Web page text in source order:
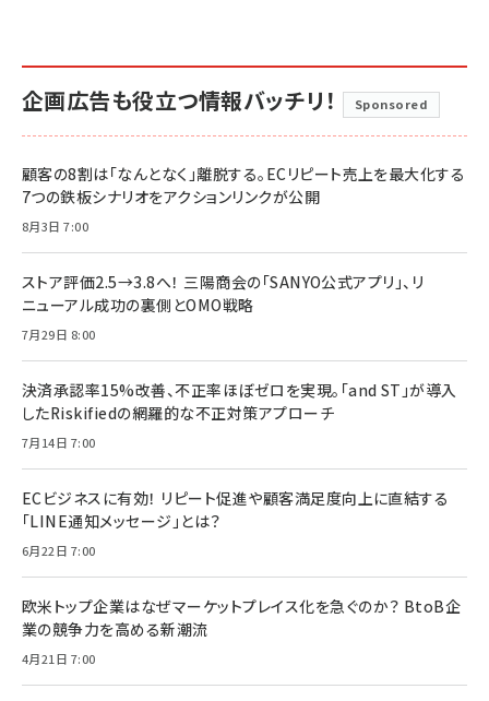
企画広告も役立つ情報バッチリ！ Sponsored
顧客の8割は「なんとなく」離脱する。ECリピート売上を最大化する
7つの鉄板シナリオをアクションリンクが公開
8月3日 7:00
ストア評価2.5→3.8へ！ 三陽商会の「SANYO公式アプリ」、リ
ニューアル成功の裏側とOMO戦略
7月29日 8:00
決済承認率15%改善、不正率ほぼゼロを実現。「and ST」が導入
したRiskifiedの網羅的な不正対策アプローチ
7月14日 7:00
ECビジネスに有効！ リピート促進や顧客満足度向上に直結する
「LINE通知メッセージ」とは？
6月22日 7:00
欧米トップ企業はなぜマーケットプレイス化を急ぐのか？ BtoB企
業の競争力を高める新潮流
4月21日 7:00